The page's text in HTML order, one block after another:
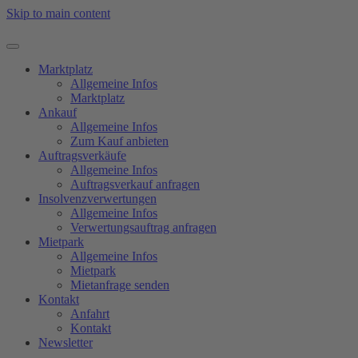
Skip to main content
Marktplatz
Allgemeine Infos
Marktplatz
Ankauf
Allgemeine Infos
Zum Kauf anbieten
Auftragsverkäufe
Allgemeine Infos
Auftragsverkauf anfragen
Insolvenzverwertungen
Allgemeine Infos
Verwertungsauftrag anfragen
Mietpark
Allgemeine Infos
Mietpark
Mietanfrage senden
Kontakt
Anfahrt
Kontakt
Newsletter